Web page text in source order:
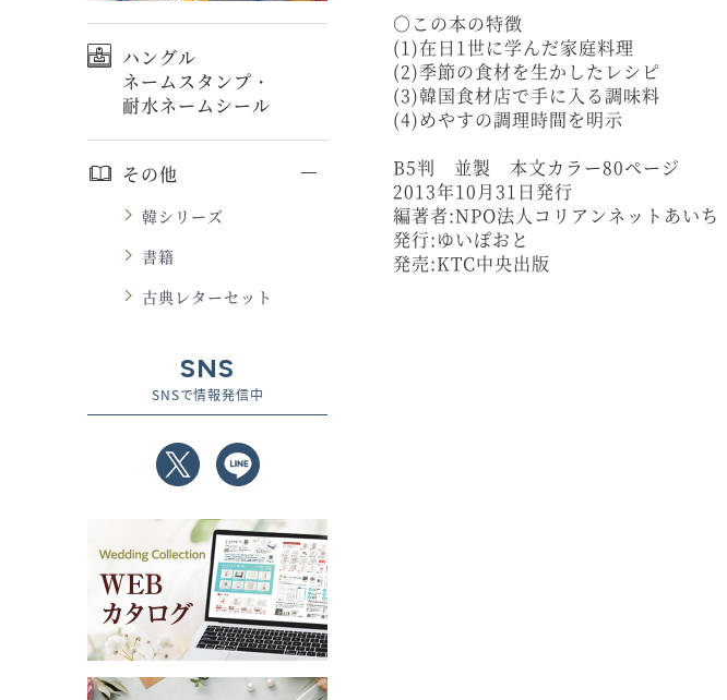
ハングル
ネームスタンプ・
耐水ネームシール
その他
韓シリーズ
書籍
古典レターセット
SNS
SNSで情報発信中
○この本の特徴
(1)在日1世に学んだ家庭料理
(2)季節の食材を生かしたレシピ
(3)韓国食材店で手に入る調味料
(4)めやすの調理時間を明示
B5判 並製 本文カラー80ページ
2013年10月31日発行
編著者:NPO法人コリアンネットあいち
発行:ゆいぽおと
発売:KTC中央出版